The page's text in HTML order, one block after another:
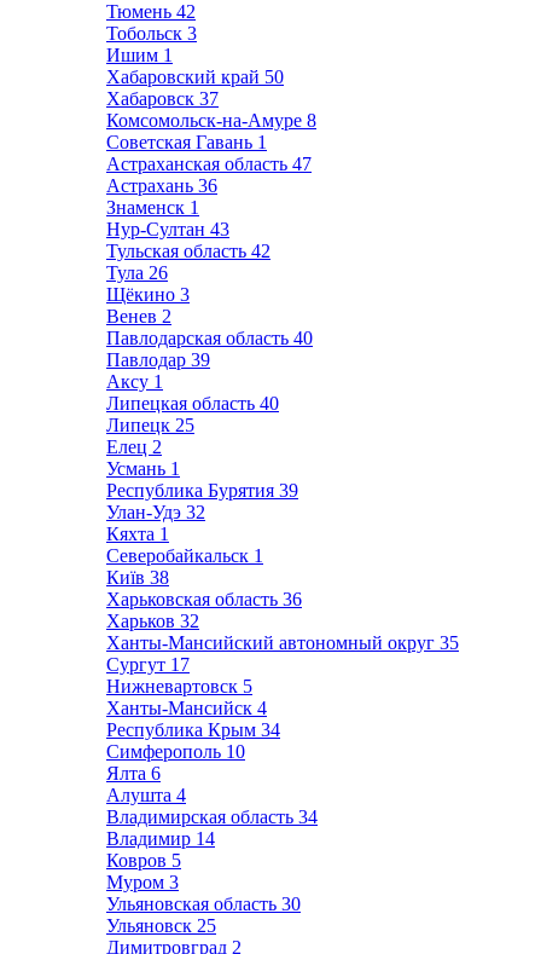
Тюмень 42
Тобольск 3
Ишим 1
Хабаровский край 50
Хабаровск 37
Комсомольск-на-Амуре 8
Советская Гавань 1
Астраханская область 47
Астрахань 36
Знаменск 1
Нур-Султан 43
Тульская область 42
Тула 26
Щёкино 3
Венев 2
Павлодарская область 40
Павлодар 39
Аксу 1
Липецкая область 40
Липецк 25
Елец 2
Усмань 1
Республика Бурятия 39
Улан-Удэ 32
Кяхта 1
Северобайкальск 1
Київ 38
Харьковская область 36
Харьков 32
Ханты-Мансийский автономный округ 35
Сургут 17
Нижневартовск 5
Ханты-Мансийск 4
Республика Крым 34
Симферополь 10
Ялта 6
Алушта 4
Владимирская область 34
Владимир 14
Ковров 5
Муром 3
Ульяновская область 30
Ульяновск 25
Димитровград 2